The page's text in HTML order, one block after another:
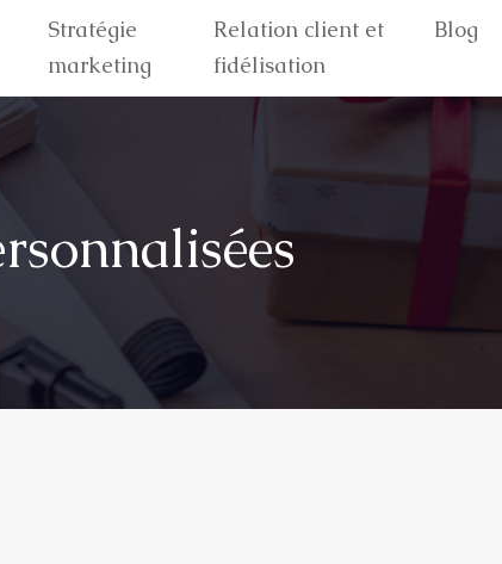
Stratégie
marketing
Relation client et
fidélisation
Blog